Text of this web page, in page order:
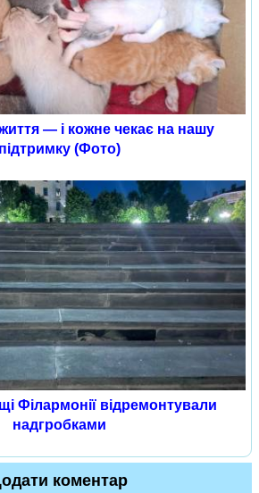
— і кожне чекає на нашу
підтримку (Фото)
Філармонії відремонтували
надгробками
коментар